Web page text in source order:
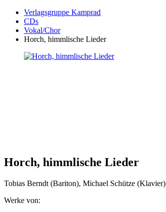
Verlagsgruppe Kamprad
CDs
Vokal/Chor
Horch, himmlische Lieder
Horch, himmlische Lieder
Tobias Berndt (Bariton), Michael Schütze (Klavier)
Werke von: